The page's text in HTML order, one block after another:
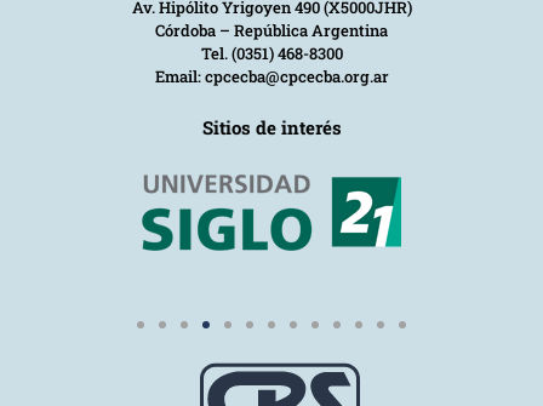
Av. Hipólito Yrigoyen 490 (X5000JHR)
Córdoba – República Argentina
Tel. (0351) 468-8300
Email: cpcecba@cpcecba.org.ar
Sitios de interés